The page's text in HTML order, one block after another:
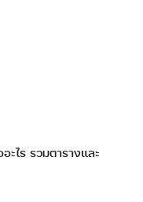
ะไร รวมตารางและ